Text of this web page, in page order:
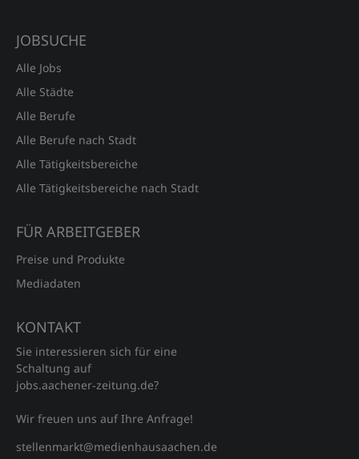
JOBSUCHE
Alle Jobs
Alle Städte
Alle Berufe
Alle Berufe nach Stadt
Alle Tätigkeitsbereiche
Alle Tätigkeitsbereiche nach Stadt
FÜR ARBEITGEBER
Preise und Produkte
Mediadaten
KONTAKT
Sie interessieren sich für eine
Schaltung auf
jobs.aachener‑zeitung.de?
Wir freuen uns auf Ihre Anfrage!
stellenmarkt@medienhausaachen.de